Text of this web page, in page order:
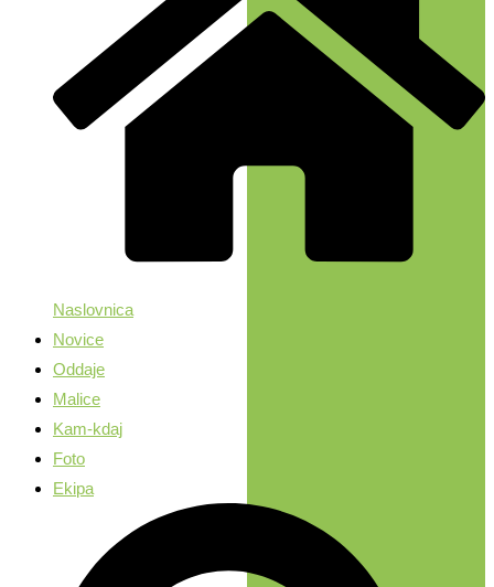
Naslovnica
Novice
Oddaje
Malice
Kam-kdaj
Foto
Ekipa